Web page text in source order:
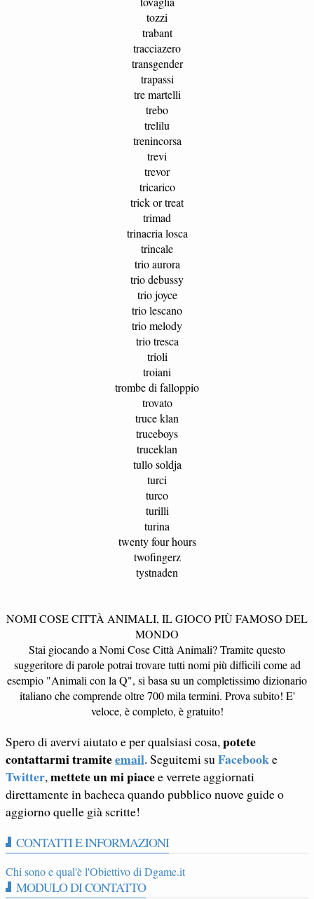
tozzi
trabant
tracciazero
transgender
trapassi
tre martelli
trebo
trelilu
trenincorsa
trevi
trevor
tricarico
trick or treat
trimad
trinacria losca
trincale
trio aurora
trio debussy
trio joyce
trio lescano
trio melody
trio tresca
trioli
troiani
trombe di falloppio
trovato
truce klan
truceboys
truceklan
tullo soldja
turci
turco
turilli
turina
twenty four hours
twofingerz
tystnaden
NOMI COSE CITTÀ ANIMALI, IL GIOCO PIÙ FAMOSO DEL
MONDO
Stai giocando a Nomi Cose Città Animali? Tramite questo
suggeritore di parole potrai trovare tutti nomi più difficili come ad
esempio "Animali con la Q", si basa su un completissimo dizionario
italiano che comprende oltre 700 mila termini. Prova subito! E'
veloce, è completo, è gratuito!
Spero di avervi aiutato e per qualsiasi cosa, potete
contattarmi tramiteemail. Seguitemi su Facebooke
Twitter, mettete un mi piacee verrete aggiornati
direttamente in bacheca quando pubblico nuove guide o
aggiorno quelle già scritte!
CONTATTI E INFORMAZIONI
Chi sono e qual'è l'Obiettivo di Dgame.it
MODULO DI CONTATTO